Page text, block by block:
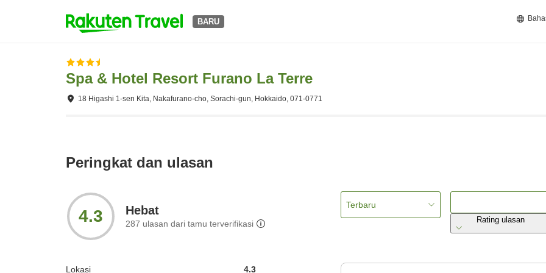
BARU
Spa & Hotel Resort Furano La Terre
18 Higashi 1-sen Kita, Nakafurano-cho, Sorachi-gun, Hokkaido, 071-0771
Peringkat dan ulasan
4.3 Hebat
287 ulasan dari tamu terverifikasi
Lokasi 4.3
Terbaru
Rating ulasan